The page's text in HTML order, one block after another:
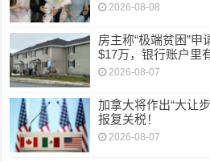
2026-08-08
房主称“极端贫困”
$17万，银行账户里
2026-08-07
加拿大将作出“大让
报复关税！
2026-08-07